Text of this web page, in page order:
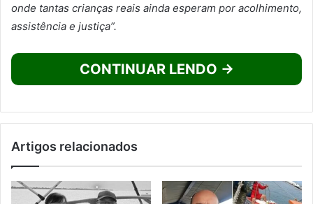
onde tantas crianças reais ainda esperam por acolhimento,
assistência e justiça”.
CONTINUAR LENDO →
Artigos relacionados